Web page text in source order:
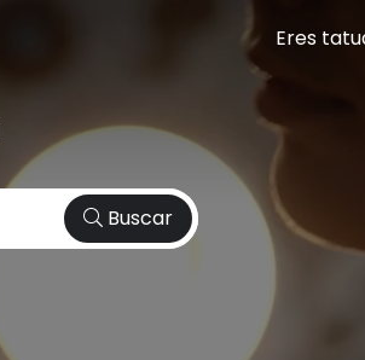
Eres
Buscar